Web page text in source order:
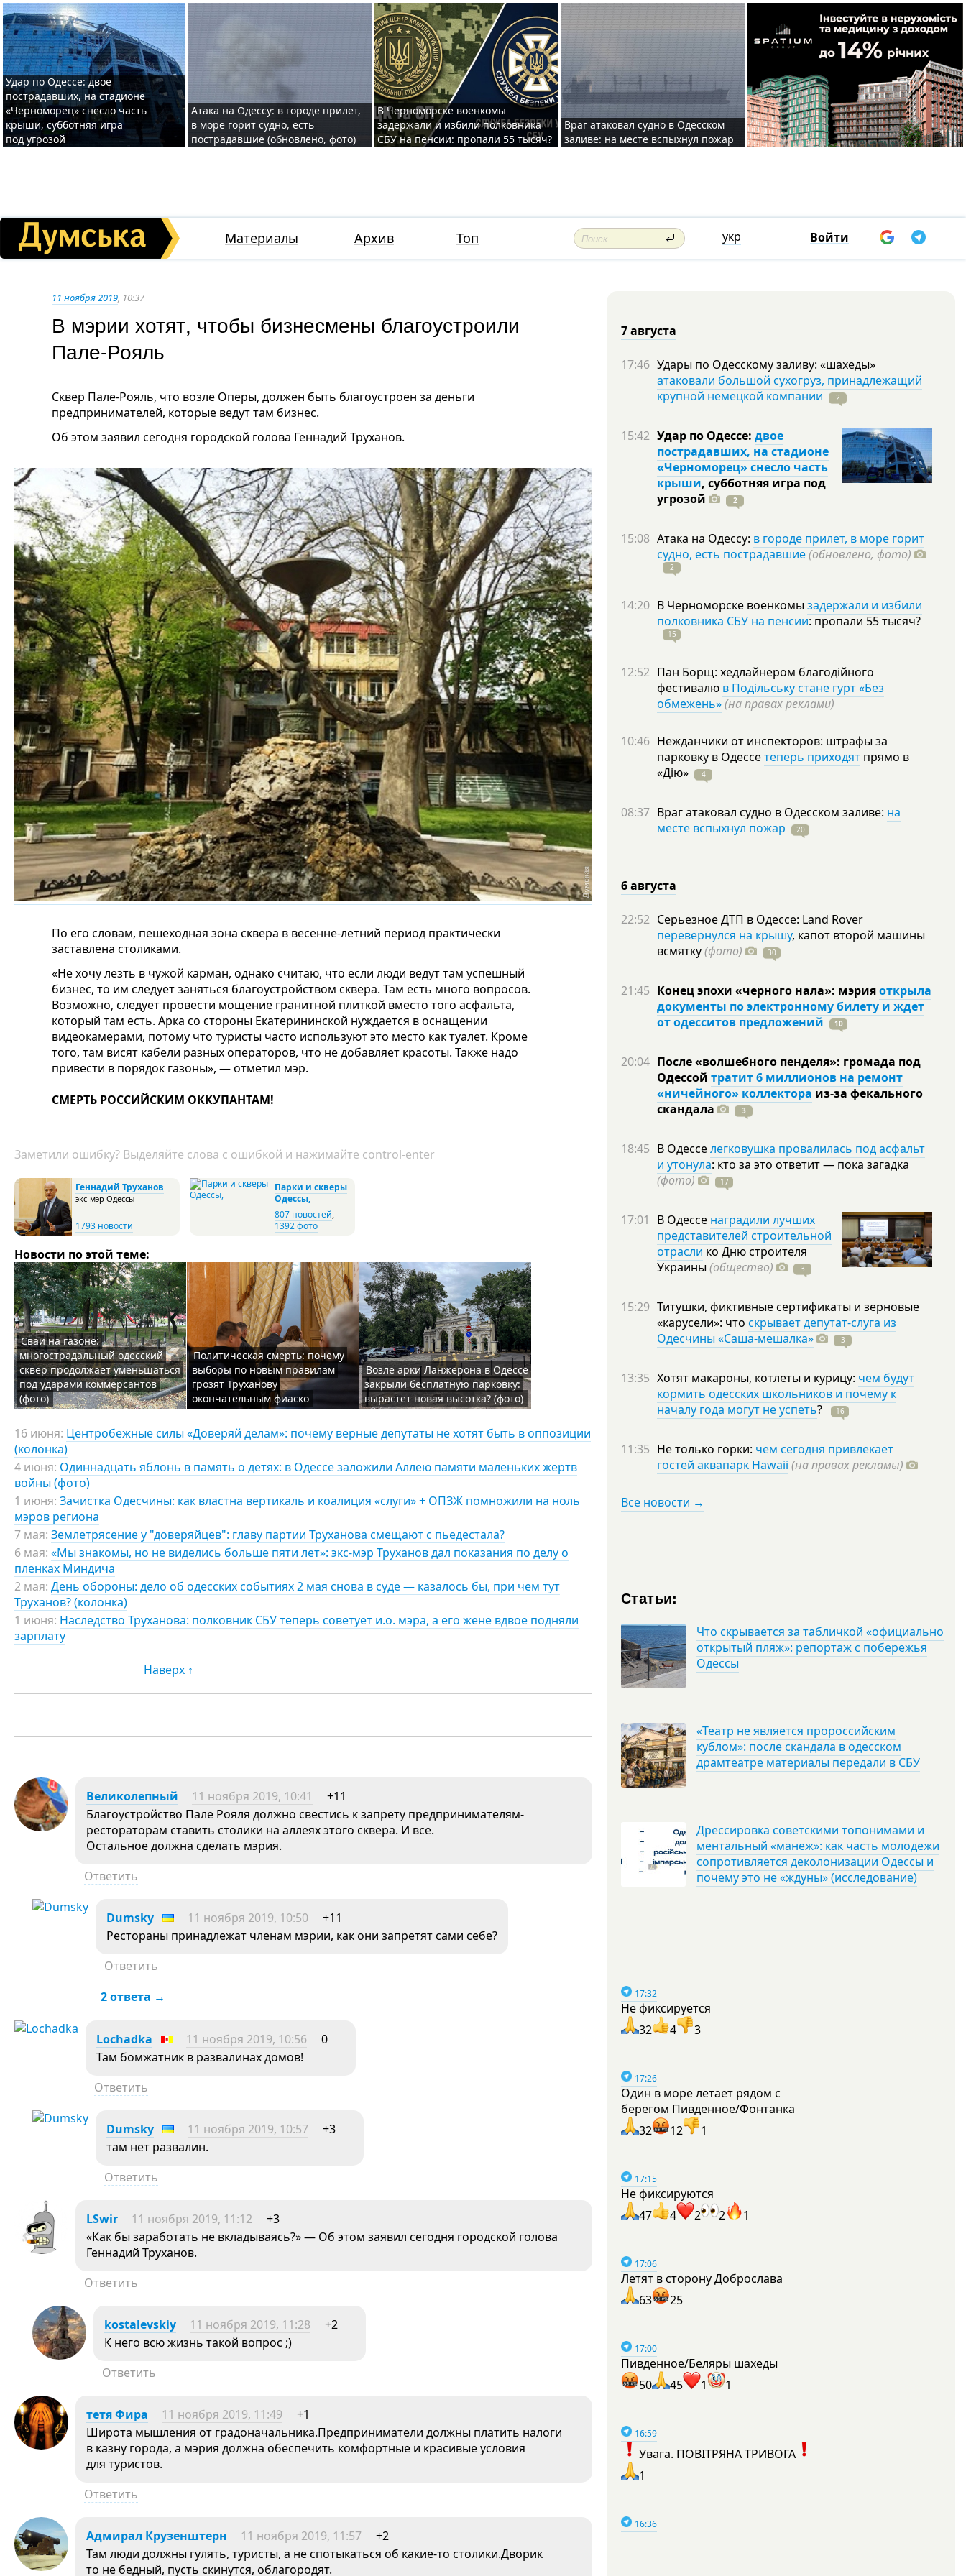
Удар по Одессе: двое
пострадавших, на стадионе
«Черноморец» снесло часть
крыши, субботняя игра
под угрозой
Атака на Одессу: в городе прилет,
в море горит судно, есть
пострадавшие (обновлено, фото)
В Черноморске военкомы
задержали и избили полковника
СБУ на пенсии: пропали 55 тысяч?
Враг атаковал судно в Одесском
заливе: на месте вспыхнул пожар
Материалы Архив Топ укр Войти
11 ноября 2019, 10:37
В мэрии хотят, чтобы бизнесмены благоустроили
Пале-Рояль
Сквер Пале-Рояль, что возле Оперы, должен быть благоустроен за деньги
предпринимателей, которые ведут там бизнес.
Об этом заявил сегодня городской голова Геннадий Труханов.
По его словам, пешеходная зона сквера в весенне-летний период практически
заставлена столиками.
«Не хочу лезть в чужой карман, однако считаю, что если люди ведут там успешный
бизнес, то им следует заняться благоустройством сквера. Там есть много вопросов.
Возможно, следует провести мощение гранитной плиткой вместо того асфальта,
который там есть. Арка со стороны Екатерининской нуждается в оснащении
видеокамерами, потому что туристы часто используют это место как туалет. Кроме
того, там висят кабели разных операторов, что не добавляет красоты. Также надо
привести в порядок газоны», — отметил мэр.
СМЕРТЬ РОССИЙСКИМ ОККУПАНТАМ!
Заметили ошибку? Выделяйте слова с ошибкой и нажимайте control-enter
Геннадий Труханов
экс-мэр Одессы
1793 новости
Парки и скверы
Одессы,
807 новостей,
1392 фото
Новости по этой теме:
Сваи на газоне:
многострадальный одесский
сквер продолжает уменьшаться
под ударами коммерсантов
(фото)
Политическая смерть: почему
выборы по новым правилам
грозят Труханову
окончательным фиаско
Возле арки Ланжерона в Одессе
закрыли бесплатную парковку:
вырастет новая высотка? (фото)
16 июня: Центробежные силы «Доверяй делам»: почему верные депутаты не хотят быть в оппозиции
(колонка)
4 июня: Одиннадцать яблонь в память о детях: в Одессе заложили Аллею памяти маленьких жертв
войны (фото)
1 июня: Зачистка Одесчины: как властна вертикаль и коалиция «слуги» + ОПЗЖ помножили на ноль
мэров региона
7 мая: Землетрясение у "доверяйцев": главу партии Труханова смещают с пьедестала?
6 мая: «Мы знакомы, но не виделись больше пяти лет»: экс-мэр Труханов дал показания по делу о
пленках Миндича
2 мая: День обороны: дело об одесских событиях 2 мая снова в суде — казалось бы, при чем тут
Труханов? (колонка)
1 июня: Наследство Труханова: полковник СБУ теперь советует и.о. мэра, а его жене вдвое подняли
зарплату
Наверх ↑
Великолепный 11 ноября 2019, 10:41
+11
Благоустройство Пале Рояля должно свестись к запрету предпринимателям-
рестораторам ставить столики на аллеях этого сквера. И все.
Остальное должна сделать мэрия.
Ответить
Dumsky 11 ноября 2019, 10:50
+11
Рестораны принадлежат членам мэрии, как они запретят сами себе?
Ответить
2 ответа →
Lochadka 11 ноября 2019, 10:56
0
Там бомжатник в развалинах домов!
Ответить
Dumsky 11 ноября 2019, 10:57
+3
там нет развалин.
Ответить
LSwir 11 ноября 2019, 11:12
+3
«Как бы заработать не вкладываясь?» — Об этом заявил сегодня городской голова
Геннадий Труханов.
Ответить
kostalevskiy 11 ноября 2019, 11:28
+2
К него всю жизнь такой вопрос ;)
Ответить
тетя Фира 11 ноября 2019, 11:49
+1
Широта мышления от градоначальника.Предприниматели должны платить налоги
в казну города, а мэрия должна обеспечить комфортные и красивые условия
для туристов.
Ответить
Адмирал Крузенштерн 11 ноября 2019, 11:57
+2
Там люди должны гулять, туристы, а не спотыкаться об какие-то столики.Дворик
то не бедный, пусть скинутся, облагородят.
7 августа
17:46 Удары по Одесскому заливу: «шахеды»
атаковали большой сухогруз, принадлежащий
крупной немецкой компании
2
15:42 Удар по Одессе: двое
пострадавших, на стадионе
«Черноморец» снесло часть
крыши, субботняя игра под
угрозой
2
15:08 Атака на Одессу: в городе прилет, в море горит
судно, есть пострадавшие(обновлено, фото)
2
14:20 В Черноморске военкомы задержали и избили
полковника СБУ на пенсии: пропали 55тысяч?
15
12:52 Пан Борщ: хедлайнером благодійного
фестивалю в Подільську стане гурт «Без
обмежень»(на правах реклами)
10:46 Нежданчики от инспекторов: штрафы за
парковку в Одессетеперь приходят прямо в
«Дію»
4
08:37 Враг атаковал судно в Одесском заливе: на
месте вспыхнул пожар
20
6 августа
22:52 Серьезное ДТП в Одессе: Land Rover
перевернулся на крышу, капот второй машины
всмятку(фото) 30
21:45 Конец эпохи «черного нала»: мэрияоткрыла
документы по электронному билету и ждет
от одесситов предложений
10
20:04 После «волшебного пенделя»: громада под
Одессой тратит 6 миллионов на ремонт
«ничейного» коллектора из-за фекального
скандала
3
18:45 В Одесселегковушка провалилась под асфальт
и утонула: кто за это ответит — пока загадка
(фото)
17
17:01 В Одессе наградили лучших
представителей строительной
отрасли ко Дню строителя
Украины (общество) 3
15:29 Титушки, фиктивные сертификаты и зерновые
«карусели»: что скрывает депутат-слуга из
Одесчины «Саша-мешалка»
3
13:35 Хотят макароны, котлеты и курицу: чем будут
кормить одесских школьников и почему к
началу года могут не успеть? 16
11:35 Не только горки: чем сегодня привлекает
гостей аквапарк Hawaii (на правах рекламы)
Все новости →
Статьи:
Что скрывается за табличкой «официально
открытый пляж»: репортаж с побережья
Одессы
«Театр не является пророссийским
кублом»: после скандала в одесском
драмтеатре материалы передали в СБУ
Дрессировка советскими топонимами и
ментальный «манеж»: как часть молодежи
сопротивляется деколонизации Одессы и
почему это не «ждуны» (исследование)
17:32
Не фиксируется
32
4 3
17:26
Один в море летает рядом с
берегом Пивденное/Фонтанка
32
12 1
17:15
Не фиксируются
47
4 2 2 1
17:06
Летят в сторону Доброслава
63
25
17:00
Пивденное/Беляры шахеды
50
45 1 1
16:59
Увага. ПОВІТРЯНА ТРИВОГА
1
16:36